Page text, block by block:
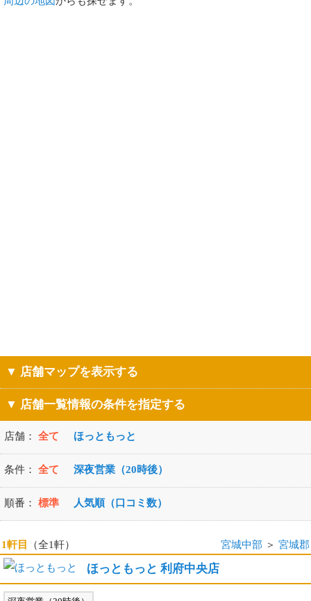
▼ 店舗マップを表示する
▼ 店舗一覧情報の条件を指定する
店舗： 全て ほっともっと
条件： 全て 深夜営業（20時後）
順番： 標準 人気順（口コミ数）
1軒目 （全1軒） 宮城中部 ＞ 宮城郡
ほっともっと 利府中央店